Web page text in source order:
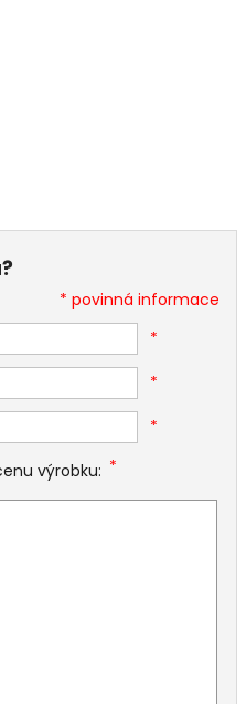
* povinná informace
*
*
*
výrobku: *